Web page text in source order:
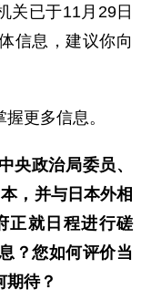
关已于11月29日
信息，建议你向
更多信息。
央政治局委员、
，并与日本外相
正就日程进行磋
？您如何评价当
期待？